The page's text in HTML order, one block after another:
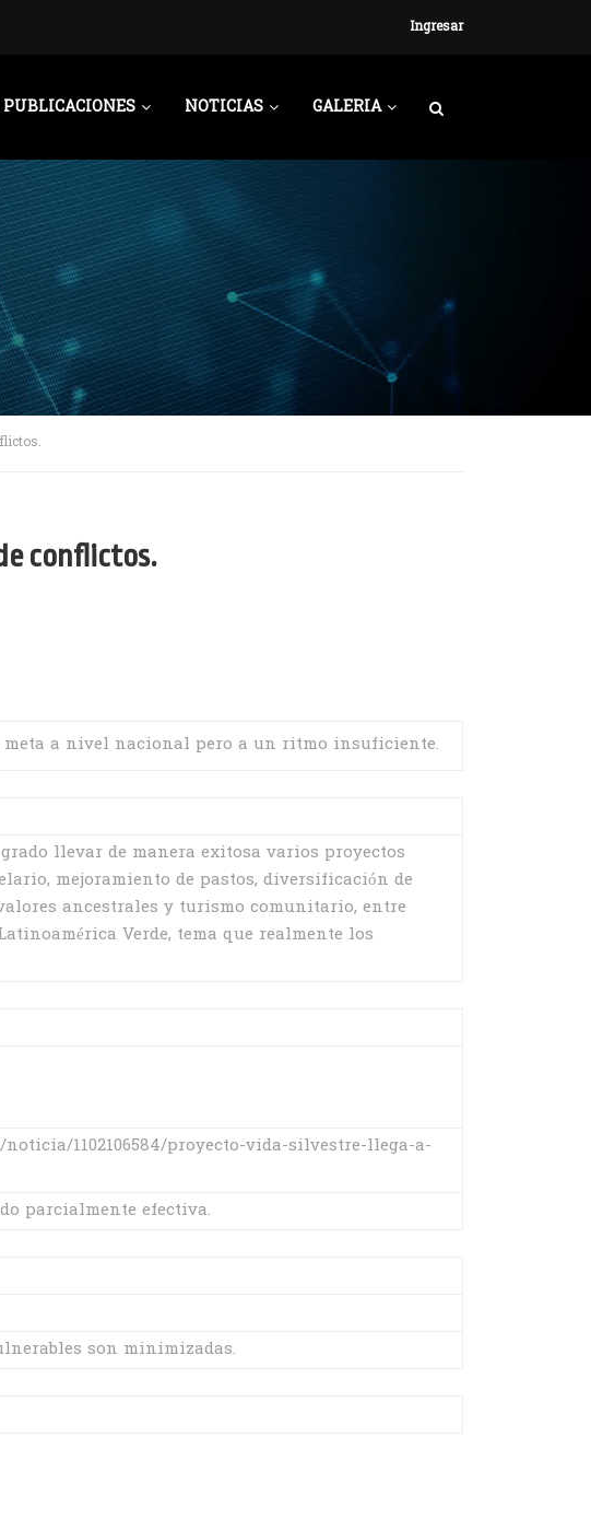
Ingresar
PUBLICACIONES NOTICIAS GALERIA
conflictos.
meta a nivel nacional pero a un ritmo insuficiente.
llevar de manera exitosa varios proyectos
mejoramiento de pastos, diversificación de
ancestrales y turismo comunitario, entre
Verde, tema que realmente los
1102106584/proyecto-vida-silvestre-llega-a-
parcialmente efectiva.
son minimizadas.